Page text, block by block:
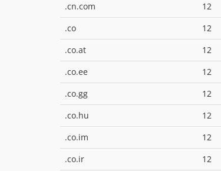
.cn.com 12
.co 12
.co.at 12
.co.ee 12
.co.gg 12
.co.hu 12
.co.im 12
.co.ir 12